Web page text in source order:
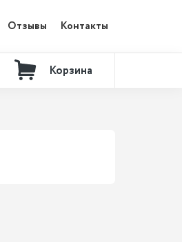
Отзывы Контакты
Корзина